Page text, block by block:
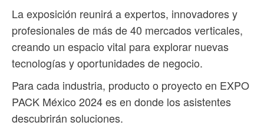
La exposición reunirá a expertos, innovadores y
profesionales de más de 40 mercados verticales,
creando un espacio vital para explorar nuevas
tecnologías y oportunidades de negocio.
Para cada industria, producto o proyecto en EXPO
PACK México 2024 es en donde los asistentes
descubrirán soluciones.